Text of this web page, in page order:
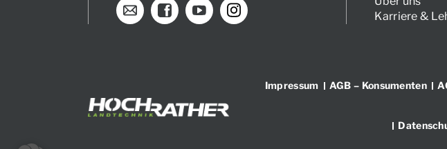
Karriere &
Impressum AGB – Konsumenten